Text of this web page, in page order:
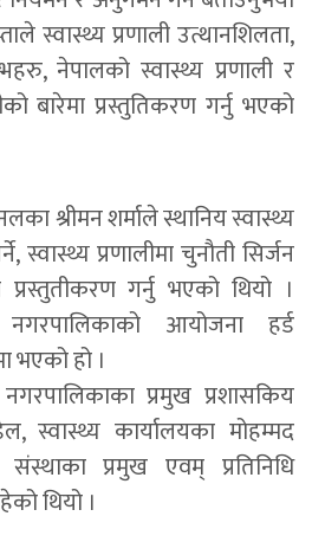
स्वास्थ्य प्रणाली उत्थानशिलता,
नेपालको स्वास्थ्य प्रणाली र
बारेमा प्रस्तुतिकरण गर्नु भएको
श्रीमन शर्माले स्थानिय स्वास्थ्य
स्वास्थ्य प्रणालीमा चुनौती सिर्जन
प्रस्तुतीकरण गर्नु भएको थियो ।
आयोजना हर्ड
भएको हो ।
प्रमुख प्रशासकिय
स्वास्थ्य कार्यालयका मोहम्मद
संस्थाका प्रमुख एवम् प्रतिनिधि
थियो ।